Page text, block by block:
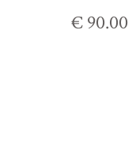
€ 90.00